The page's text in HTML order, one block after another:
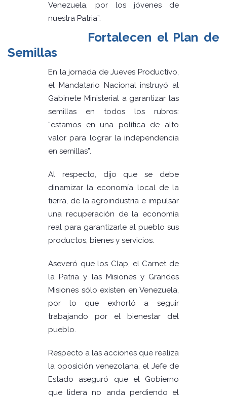
Venezuela, por los jóvenes de
nuestra Patria”.
Fortalecen el Plan de
Semillas
En la jornada de Jueves Productivo,
el Mandatario Nacional instruyó al
Gabinete Ministerial a garantizar las
semillas en todos los rubros:
“estamos en una política de alto
valor para lograr la independencia
en semillas”.
Al respecto, dijo que se debe
dinamizar la economía local de la
tierra, de la agroindustria e impulsar
una recuperación de la economía
real para garantizarle al pueblo sus
productos, bienes y servicios.
Aseveró que los Clap, el Carnet de
la Patria y las Misiones y Grandes
Misiones sólo existen en Venezuela,
por lo que exhortó a seguir
trabajando por el bienestar del
pueblo.
Respecto a las acciones que realiza
la oposición venezolana, el Jefe de
Estado aseguró que el Gobierno
que lidera no anda perdiendo el